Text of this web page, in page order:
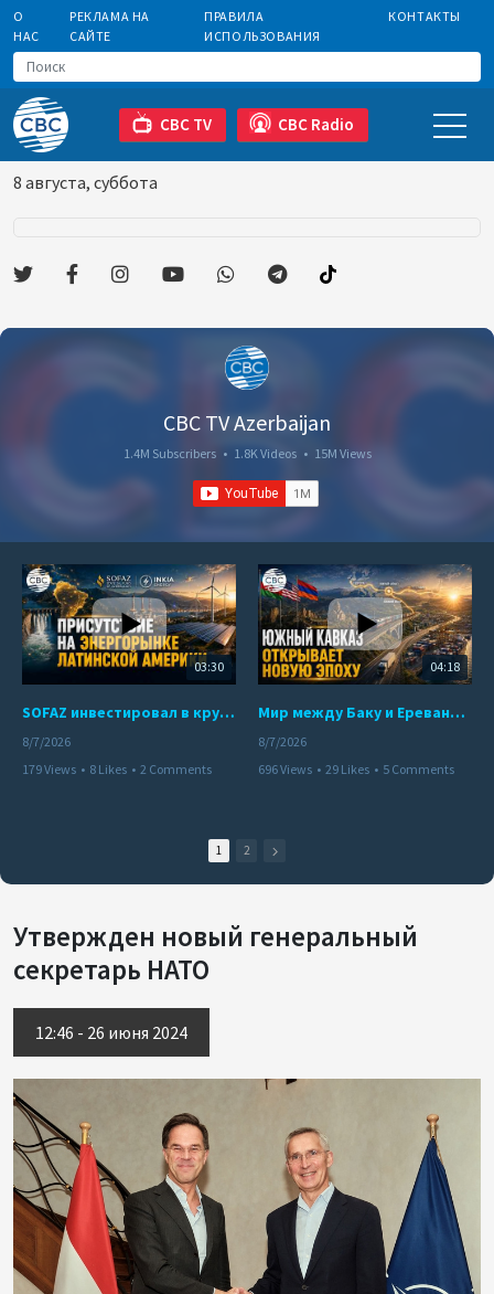
О
НАС
РЕКЛАМА НА
САЙТЕ
ПРАВИЛА
ИСПОЛЬЗОВАНИЯ
КОНТАКТЫ
CBC TV CBC Radio
8 августа, суббота
CBC TV Azerbaijan
1.4M Subscribers • 1.8K Videos • 15M Views
03:30
SOFAZ инвестировал в крупнейшего независимого производителя электроэнергии Перу
8/7/2026
179 Views • 8 Likes • 2 Comments
04:18
Мир между Баку и Ереваном запускает крупные логистические проекты
8/7/2026
696 Views • 29 Likes • 5 Comments
1 2
Утвержден новый генеральный
секретарь НАТО
12:46 - 26 июня 2024